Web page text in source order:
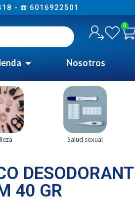
- ☎️ 6016922501
0
Nosotros
Salud sexual
40 GR